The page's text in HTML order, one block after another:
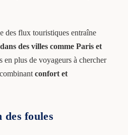
des flux touristiques entraîne
des villes comme Paris et
en plus de voyageurs à chercher
confort et
foules